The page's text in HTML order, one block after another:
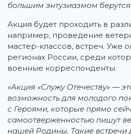
большим энтузиазмом берутся
Акция будет проходить в
например, проведение
мастер-классов, встреч. Уже
регионах России, среди
военные корреспонденты.
«Акция «Служу Отечеству» —
возможность для молодого
с Героями, которые прямо
самоотверженностью пишут
нашей Родины. Такие встречи